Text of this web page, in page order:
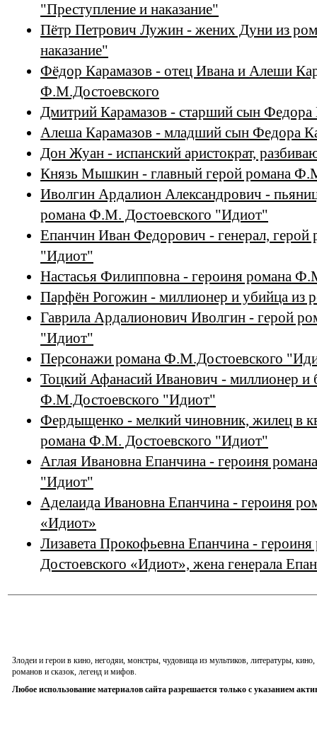
"Преступление и наказание"
Пётр Петрович Лужин - жених Дуни из
наказание"
Фёдор Карамазов - отец Ивана и Алеши
Ф.М.Достоевского
Дмитрий Карамазов - старший сын Федора
Алеша Карамазов - младший сын Федора
Дон Жуан - испанский аристократ,
Князь Мышкин - главный герой романа
Иволгин Ардалион Александрович -
романа Ф.М. Достоевского "Идиот"
Епанчин Иван Федорович - генерал,
"Идиот"
Настасья Филипповна - героиня романа
Парфён Рогожин - миллионер и убийца из
Гаврила Ардалионович Иволгин - герой
"Идиот"
Персонажи романа Ф.М.Достоевского
Тоцкий Афанасий Иванович - миллионер и
Ф.М.Достоевского "Идиот"
Фердыщенко - мелкий чиновник, жилец в
романа Ф.М. Достоевского "Идиот"
Аглая Ивановна Епанчина - героиня
"Идиот"
Аделаида Ивановна Епанчина - героиня
«Идиот»
Лизавета Прокофьевна Епанчина -
Достоевского «Идиот», жена генерала
Злодеи и герои в кино, негодяи, монстры, чудовища из мультиков, литературы,
романов и сказок, легенд и мифов.
Любое использование материалов сайта разрешается только с указанием